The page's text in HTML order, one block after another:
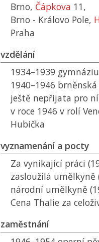
Brno, Čápkova 11,
Brno - Královo Pole,
Praha
vzdělání
1934–1939
1940–1946
ještě nepřijata pro
v roce 1946 v rolí
Hubička
vyznamenání a pocty
Za vynikající práci
zasloužilá umělkyně
národní umělkyně
Cena Thalie za
zaměstnání